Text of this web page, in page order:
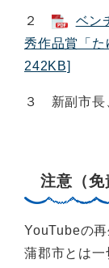
２
ベン
秀作品賞「
242KB]
３ 新副市長
注意（免
YouTubeの
蒲郡市とは